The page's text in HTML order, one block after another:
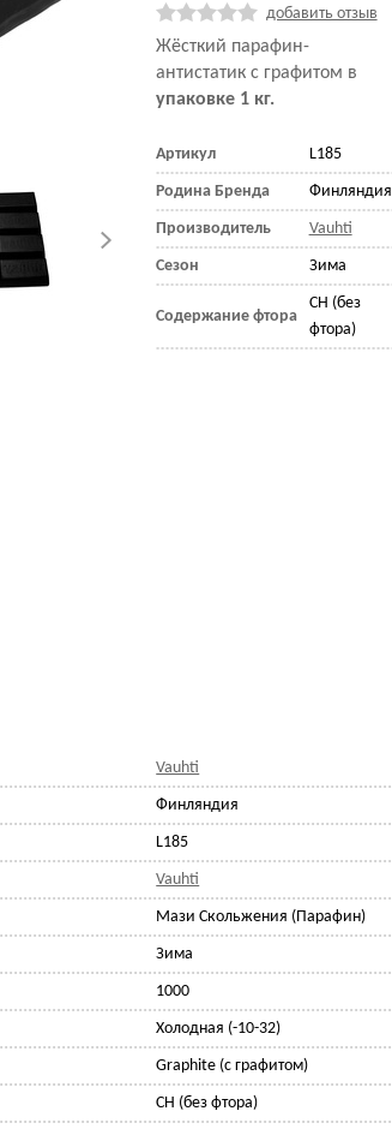
добавить отзыв
Жёсткий парафин-
антистатик с графитом в
упаковке 1 кг.
Артикул L185
Родина Бренда Финляндия
Производитель Vauhti
Сезон Зима
Содержание фтора
CH (без
фтора)
Vauhti
Финляндия
L185
Vauhti
Мази Скольжения (Парафин)
Зима
1000
Холодная (-10-32)
Graphite (с графитом)
CH (без фтора)